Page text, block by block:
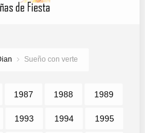
Sueño con verte
1987 1988 1989
1993 1994 1995